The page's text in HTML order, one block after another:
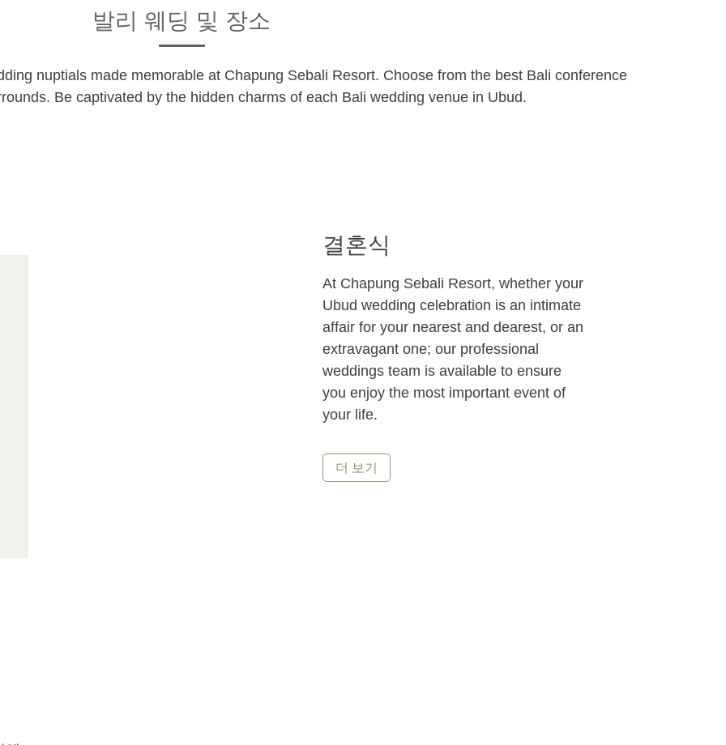
발리 웨딩 및 장소
nuptials made memorable at Chapung Sebali Resort. Choose from the best Bali conference
Be captivated by the hidden charms of each Bali wedding venue in Ubud.
결혼식
At Chapung Sebali Resort, whether your
Ubud wedding celebration is an intimate
affair for your nearest and dearest, or an
extravagant one; our professional
weddings team is available to ensure
you enjoy the most important event of
your life.
더 보기